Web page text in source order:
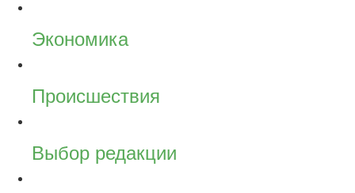
Экономика
Происшествия
Выбор редакции